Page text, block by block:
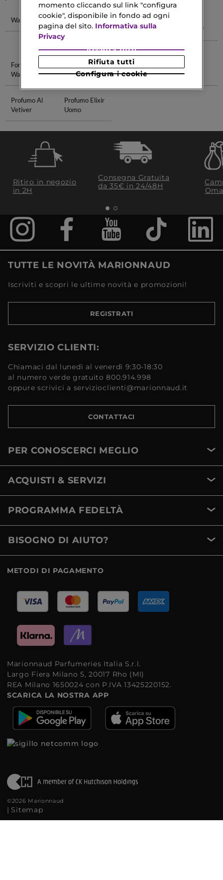
Waterproof
Matita Occhi
Waterproof
Matite
Sopracciglia
Waterproof
Fondotinta
Waterproof
Sauvage Eau
De Parfum
Boss Bottled
Intense
Natural
Profumo Al
Vetiver
Profumo Elixir
Uomo
Ritiro in negozio
in 2H
Consegna Gratuita
da 35€​ in 24/48H
TUTTE LE NOVITÀ MARIONNAUD
Iscriviti e scopri le ultime novità e promozioni!
REGISTRATI
SERVIZIO CLIENTI:
Chiamaci dal lunedì al venerdì 9:30-18:30
al numero verde gratuito 800.914.998
oppure scrivici a servizioclienti@marionnaud.it
CONTATTACI
PER CONOSCERCI MEGLIO
ACQUISTI & SERVIZI
PROGRAMMA FEDELTÀ
BISOGNO DI AIUTO?
METODI DI PAGAMENTO
Marionnaud Parfumeries Italia S.r.l.
Largo Fiera Milano 5, 20017 Rho (MI)
REA Milano 1650024 con P.IVA 13425220152.
SCARICA LA NOSTRA APP
©2026 Marionnaud
| Sitemap
momento cliccando sul link "configura
cookie", disponibile in fondo ad ogni
pagina del sito. Informativa sulla
Privacy
Configura i cookie
Rifiuta tutti
Accetta tutti